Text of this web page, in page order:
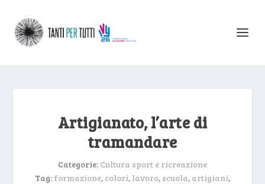
Artigianato, l’arte di
tramandare
Categorie: Cultura sport e ricreazione
Tag: formazione, colori, lavoro, scuola, artigiani,